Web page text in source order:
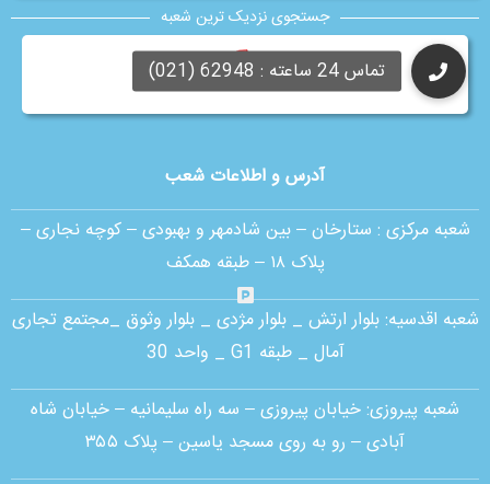
آدرس و اطلاعات شعب
شعبه مرکزی : ستارخان – بین شادمهر و بهبودی – کوچه نجاری –
پلاک ۱۸ – طبقه همکف
شعبه اقدسیه:بلوار ارتش _ بلوار مژدی _ بلوار وثوق _مجتمع تجاری
آمال _ طبقه G1 _ واحد 30
شعبه پیروزی: خیابان پیروزی – سه راه سلیمانیه – خیابان شاه
آبادی – رو به روی مسجد یاسین – پلاک ۳۵۵
جستجوی نزدیک ترین شعبه
Neshan